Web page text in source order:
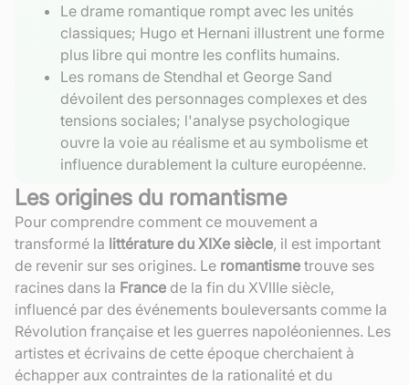
Le drame romantique rompt avec les unités
classiques; Hugo et Hernani illustrent une forme
plus libre qui montre les conflits humains.
Les romans de Stendhal et George Sand
dévoilent des personnages complexes et des
tensions sociales; l'analyse psychologique
ouvre la voie au réalisme et au symbolisme et
influence durablement la culture européenne.
Les origines du romantisme
Pour comprendre comment ce mouvement a
transformé la littérature du XIXe siècle, il est important
de revenir sur ses origines. Le romantisme trouve ses
racines dans la France de la fin du XVIIIe siècle,
influencé par des événements bouleversants comme la
Révolution française et les guerres napoléoniennes. Les
artistes et écrivains de cette époque cherchaient à
échapper aux contraintes de la rationalité et du